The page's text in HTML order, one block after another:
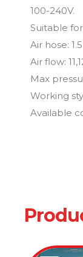
100-240V.
Suitable
Air hose:
Air flow:
Max
Working
Available